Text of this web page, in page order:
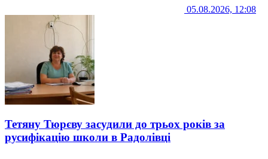
05.08.2026, 12:08
Тетяну Тюрєву засудили до трьох років за
русифікацію школи в Радолівці